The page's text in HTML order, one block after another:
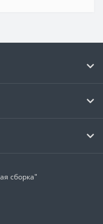
сборка"